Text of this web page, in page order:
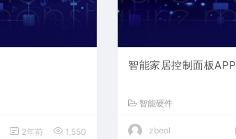
2年前 1,550
智能家居控制面板APP
智能硬件
zbeol